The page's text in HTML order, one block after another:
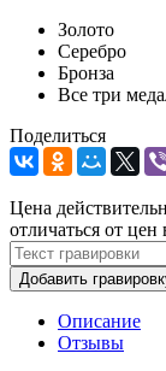
Золото
Серебро
Бронза
Все три
Поделиться
Цена
отличаться от
Добавить
Описание
Отзывы